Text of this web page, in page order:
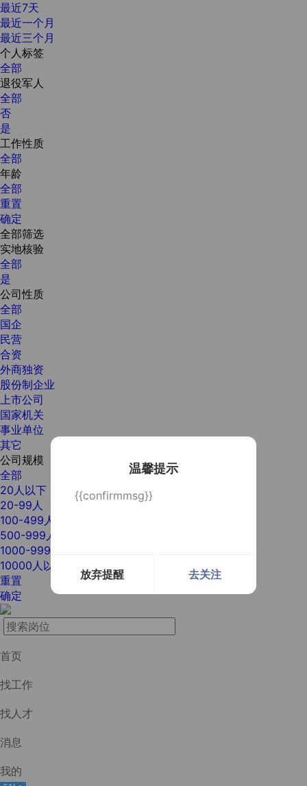
温馨提示
{{confirmmsg}}
放弃提醒 去关注
最近7天
最近一个月
最近三个月
个人标签
全部
退役军人
全部
否
是
工作性质
全部
年龄
全部
重置
确定
全部筛选
实地核验
全部
是
公司性质
全部
国企
民营
合资
外商独资
股份制企业
上市公司
国家机关
事业单位
其它
公司规模
全部
20人以下
20-99人
100-499人
500-999人
1000-9999人
10000人以上
重置
确定
首页
找工作
找人才
消息
我的